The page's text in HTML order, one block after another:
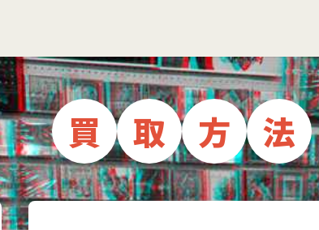
買 取 方 法